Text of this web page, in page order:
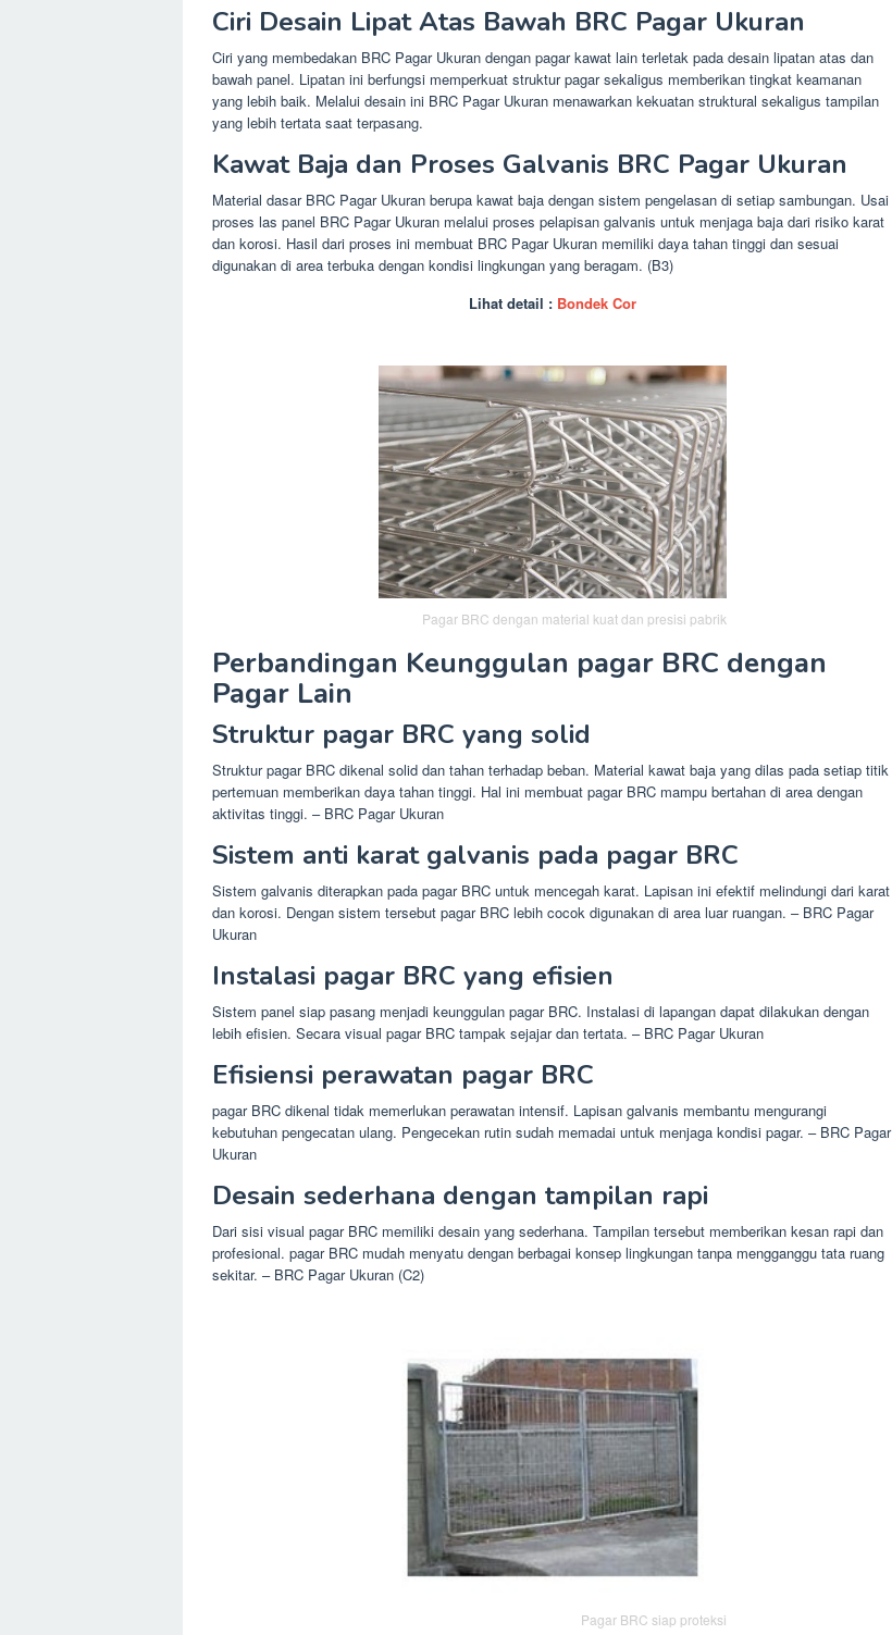
Ciri Desain Lipat Atas Bawah BRC Pagar Ukuran
Ciri yang membedakan BRC Pagar Ukuran dengan pagar kawat lain terletak pada desain lipatan atas dan
bawah panel. Lipatan ini berfungsi memperkuat struktur pagar sekaligus memberikan tingkat keamanan
yang lebih baik. Melalui desain ini BRC Pagar Ukuran menawarkan kekuatan struktural sekaligus tampilan
yang lebih tertata saat terpasang.
Kawat Baja dan Proses Galvanis BRC Pagar Ukuran
Material dasar BRC Pagar Ukuran berupa kawat baja dengan sistem pengelasan di setiap sambungan. Usai
proses las panel BRC Pagar Ukuran melalui proses pelapisan galvanis untuk menjaga baja dari risiko karat
dan korosi. Hasil dari proses ini membuat BRC Pagar Ukuran memiliki daya tahan tinggi dan sesuai
digunakan di area terbuka dengan kondisi lingkungan yang beragam. (B3)
Lihat detail : Bondek Cor
Pagar BRC dengan material kuat dan presisi pabrik
Perbandingan Keunggulan pagar BRC dengan
Pagar Lain
Struktur pagar BRC yang solid
Struktur pagar BRC dikenal solid dan tahan terhadap beban. Material kawat baja yang dilas pada setiap titik
pertemuan memberikan daya tahan tinggi. Hal ini membuat pagar BRC mampu bertahan di area dengan
aktivitas tinggi. – BRC Pagar Ukuran
Sistem anti karat galvanis pada pagar BRC
Sistem galvanis diterapkan pada pagar BRC untuk mencegah karat. Lapisan ini efektif melindungi dari karat
dan korosi. Dengan sistem tersebut pagar BRC lebih cocok digunakan di area luar ruangan. – BRC Pagar
Ukuran
Instalasi pagar BRC yang efisien
Sistem panel siap pasang menjadi keunggulan pagar BRC. Instalasi di lapangan dapat dilakukan dengan
lebih efisien. Secara visual pagar BRC tampak sejajar dan tertata. – BRC Pagar Ukuran
Efisiensi perawatan pagar BRC
pagar BRC dikenal tidak memerlukan perawatan intensif. Lapisan galvanis membantu mengurangi
kebutuhan pengecatan ulang. Pengecekan rutin sudah memadai untuk menjaga kondisi pagar. – BRC Pagar
Ukuran
Desain sederhana dengan tampilan rapi
Dari sisi visual pagar BRC memiliki desain yang sederhana. Tampilan tersebut memberikan kesan rapi dan
profesional. pagar BRC mudah menyatu dengan berbagai konsep lingkungan tanpa mengganggu tata ruang
sekitar. – BRC Pagar Ukuran (C2)
Pagar BRC siap proteksi